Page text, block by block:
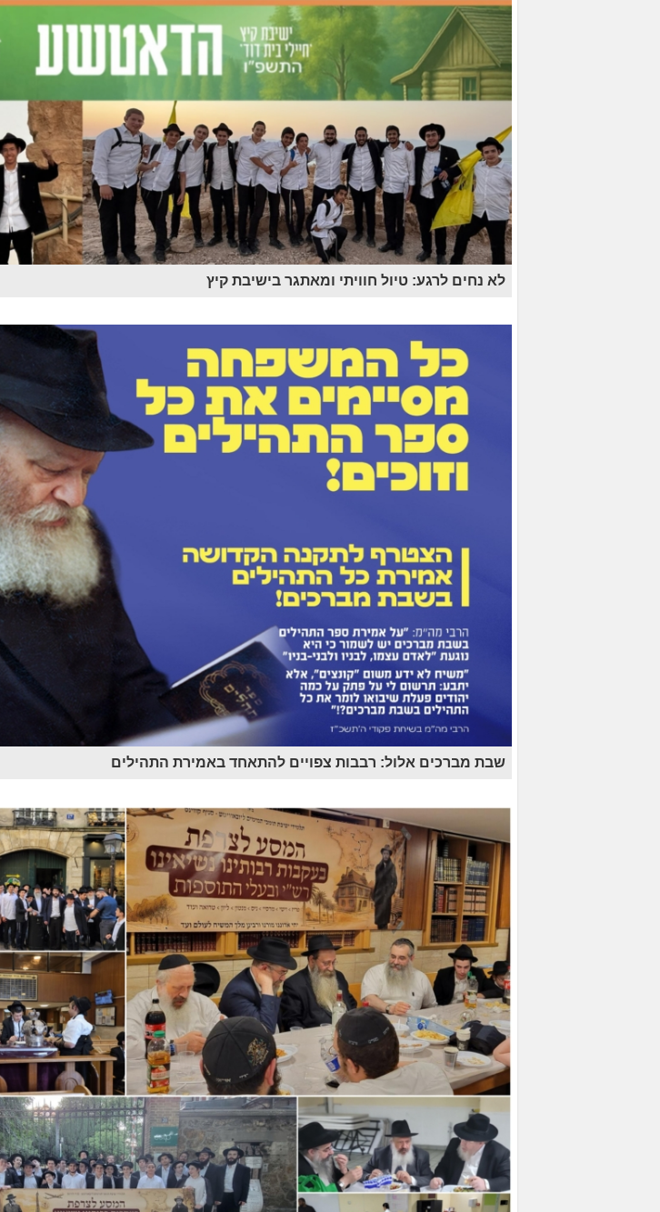
לא נחים לרגע: טיול חוויתי ומאתגר בישיבת קיץ
שבת מברכים אלול: רבבות צפויים להתאחד באמירת התהילים